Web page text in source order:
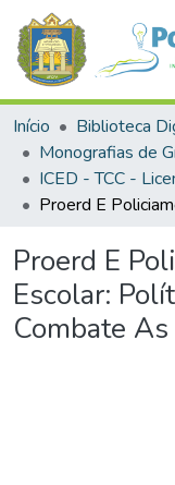
Início
Monografias de
Proerd E
Escolar:
Combate